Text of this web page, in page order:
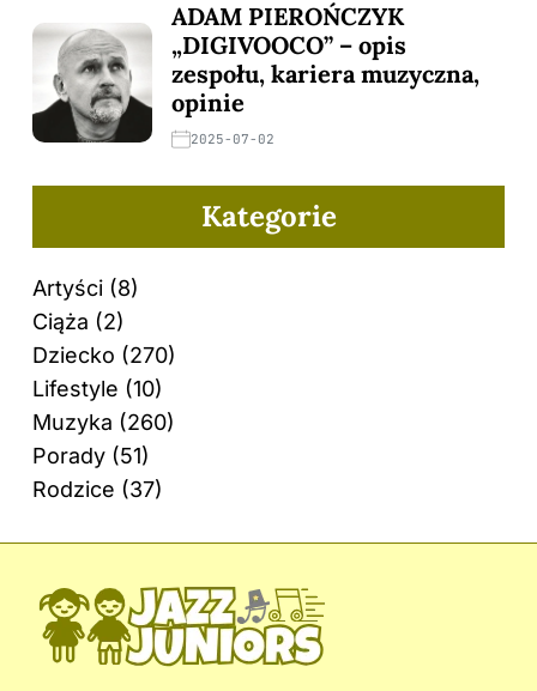
ADAM PIEROŃCZYK
„DIGIVOOCO” – opis
zespołu, kariera muzyczna,
opinie
2025-07-02
Kategorie
Artyści (8)
Ciąża (2)
Dziecko (270)
Lifestyle (10)
Muzyka (260)
Porady (51)
Rodzice (37)